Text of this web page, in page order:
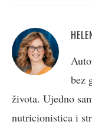
bez
života. Ujedno
nutricionistica i